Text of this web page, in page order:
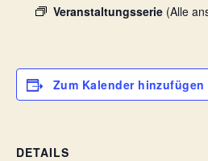
Veranstaltungsserie (Alle
Zum Kalender hinzufügen
DETAILS